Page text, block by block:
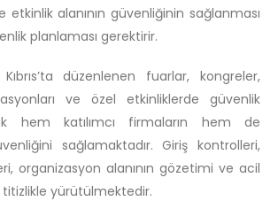
alanının güvenliğinin sağlanması
planlaması gerektirir.
düzenlenen fuarlar, kongreler,
ve özel etkinliklerde güvenlik
hem katılımcı firmaların hem de
sağlamaktadır. Giriş kontrolleri,
organizasyon alanının gözetimi ve acil
yürütülmektedir.